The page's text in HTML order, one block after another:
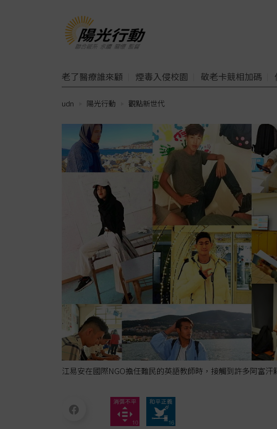
老了醫療誰來顧 煙毒入侵校園 敬老卡競相加碼
udn 陽光行動 觀點新世代
江易安在國際NGO擔任難民的英語教師時，接觸到許多阿富